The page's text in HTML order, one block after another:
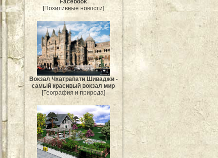
Facebook
[Позитивные новости]
Вокзал Чхатрапати Шиваджи -
самый красивый вокзал мир
[География и природа]